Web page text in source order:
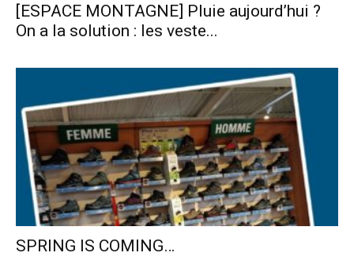
[ESPACE MONTAGNE] Pluie aujourd’hui ?
On a la solution : les veste...
SPRING IS COMING…